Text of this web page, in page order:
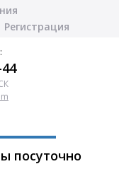
Регистрация
посуточно